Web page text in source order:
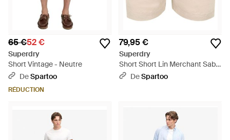
65 €52 €
Superdry
Short Vintage - Neutre
DeSpartoo
RÉDUCTION
79,95 €
Superdry
Short Short Lin Merchant Sable
- Neutre
DeSpartoo